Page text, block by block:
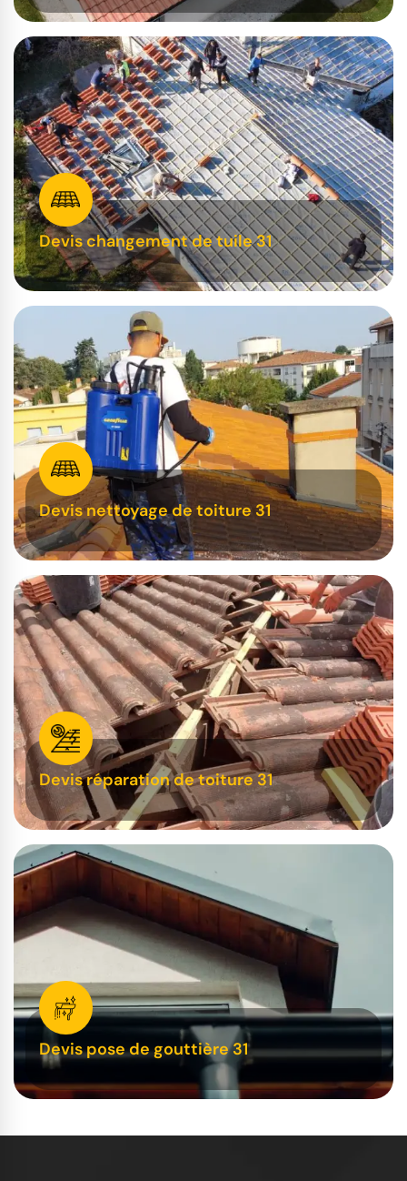
Devis changement de tuile 31
Devis nettoyage de toiture 31
Devis réparation de toiture 31
Devis pose de gouttière 31